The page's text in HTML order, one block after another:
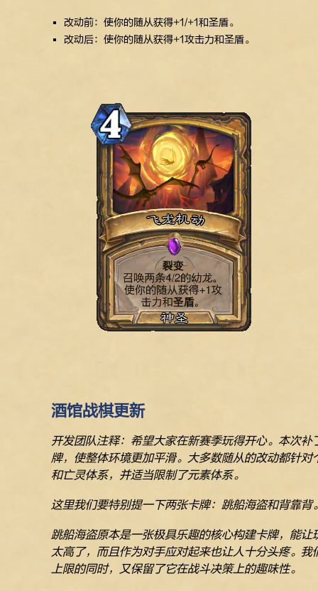
改动前：使你的随从获得+1/+1和圣盾。
改动后：使你的随从获得+1攻击力和圣盾。
酒馆战棋更新
开发团队注释：希望大家在新赛季玩得开心。本次
牌，使整体环境更加平滑。大多数随从的改动都针
和亡灵体系，并适当限制了元素体系。
这里我们要特别提一下两张卡牌：跳船海盗和背靠背
跳船海盗原本是一张极具乐趣的核心构建卡牌，能
太高了，而且作为对手应对起来也让人十分头疼。
上限的同时，又保留了它在战斗决策上的趣味性。